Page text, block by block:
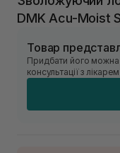
DMK Acu-Moist
Товар
Придбати його можна
консультації з